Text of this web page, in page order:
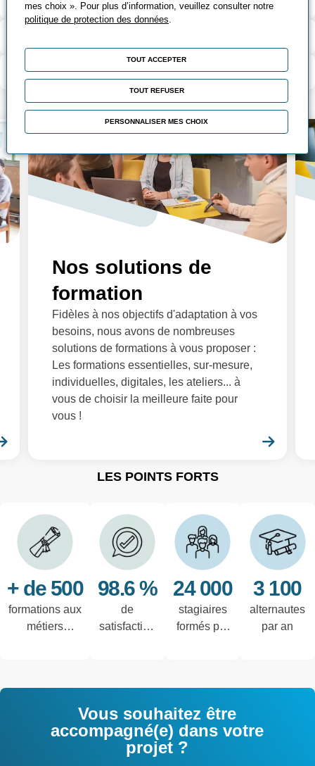
Modalité d’évaluation
Nos solutions de
formation
Fidèles à nos objectifs d'adaptation à vos
besoins, nous avons de nombreuses
solutions de formations à vous proposer :
Les formations essentielles, sur-mesure,
individuelles, digitales, les ateliers... à
vous de choisir la meilleure faite pour
vous !
LES POINTS FORTS
+ de 500
formations aux
métiers
98.6 %
de
satisfaction
24 000
stagiaires
formés par
3 100
alternautes
par an
Vous souhaitez être
accompagné(e) dans votre
projet ?
mes choix ». Pour plus d’information, veuillez consulter notre
politique de protection des données
TOUT ACCEPTER
TOUT REFUSER
PERSONNALISER MES CHOIX